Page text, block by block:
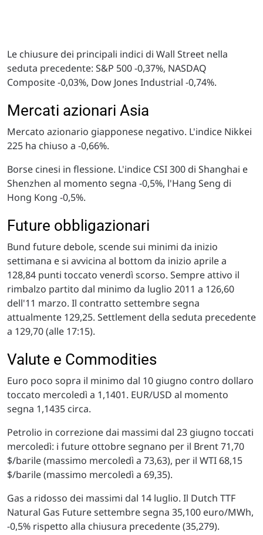
Le chiusure dei principali indici di Wall Street nella
seduta precedente: S&P 500 -0,37%, NASDAQ
Composite -0,03%, Dow Jones Industrial -0,74%.
Mercati azionari Asia
Mercato azionario giapponese negativo. L'indice Nikkei
225 ha chiuso a -0,66%.
Borse cinesi in flessione. L'indice CSI 300 di Shanghai e
Shenzhen al momento segna -0,5%, l'Hang Seng di
Hong Kong -0,5%.
Future obbligazionari
Bund future debole, scende sui minimi da inizio
settimana e si avvicina al bottom da inizio aprile a
128,84 punti toccato venerdì scorso. Sempre attivo il
rimbalzo partito dal minimo da luglio 2011 a 126,60
dell'11 marzo. Il contratto settembre segna
attualmente 129,25. Settlement della seduta precedente
a 129,70 (alle 17:15).
Valute e Commodities
Euro poco sopra il minimo dal 10 giugno contro dollaro
toccato mercoledì a 1,1401. EUR/USD al momento
segna 1,1435 circa.
Petrolio in correzione dai massimi dal 23 giugno toccati
mercoledì: i future ottobre segnano per il Brent 71,70
$/barile (massimo mercoledì a 73,63), per il WTI 68,15
$/barile (massimo mercoledì a 69,35).
Gas a ridosso dei massimi dal 14 luglio. Il Dutch TTF
Natural Gas Future settembre segna 35,100 euro/MWh,
-0,5% rispetto alla chiusura precedente (35,279).